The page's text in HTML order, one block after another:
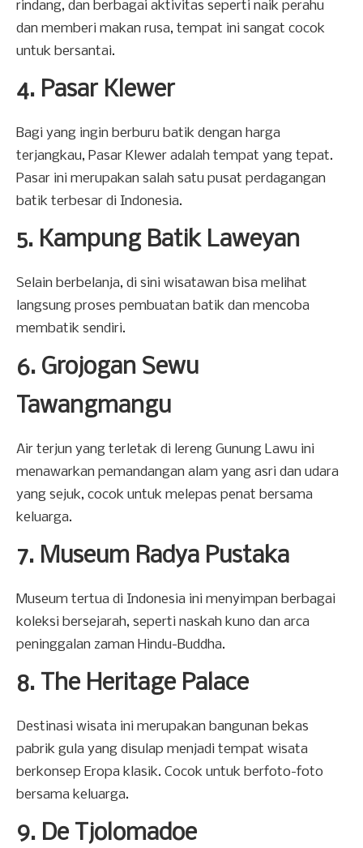
rindang, dan berbagai aktivitas seperti naik perahu
dan memberi makan rusa, tempat ini sangat cocok
untuk bersantai.
4. Pasar Klewer
Bagi yang ingin berburu batik dengan harga
terjangkau, Pasar Klewer adalah tempat yang tepat.
Pasar ini merupakan salah satu pusat perdagangan
batik terbesar di Indonesia.
5. Kampung Batik Laweyan
Selain berbelanja, di sini wisatawan bisa melihat
langsung proses pembuatan batik dan mencoba
membatik sendiri.
6. Grojogan Sewu
Tawangmangu
Air terjun yang terletak di lereng Gunung Lawu ini
menawarkan pemandangan alam yang asri dan udara
yang sejuk, cocok untuk melepas penat bersama
keluarga.
7. Museum Radya Pustaka
Museum tertua di Indonesia ini menyimpan berbagai
koleksi bersejarah, seperti naskah kuno dan arca
peninggalan zaman Hindu-Buddha.
8. The Heritage Palace
Destinasi wisata ini merupakan bangunan bekas
pabrik gula yang disulap menjadi tempat wisata
berkonsep Eropa klasik. Cocok untuk berfoto-foto
bersama keluarga.
9. De Tjolomadoe